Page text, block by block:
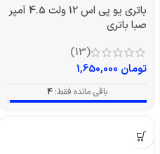
باتری یو پی اس 12 ولت 4.5 آمپر
صبا باتری
(13)
تومان
باقی مانده فقط: 4